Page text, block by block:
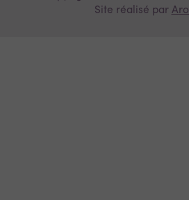
Site réalisé par